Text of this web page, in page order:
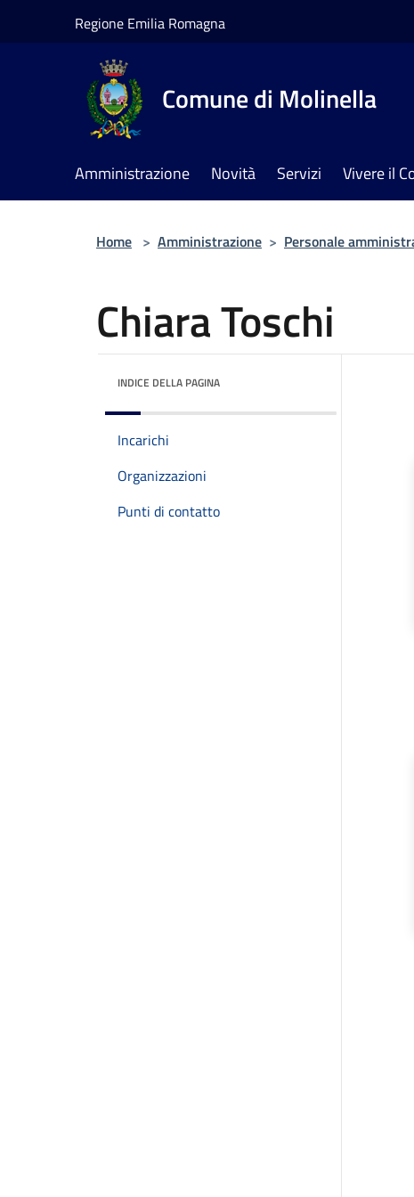
Regione Emilia Romagna
Comune di Molinella
Amministrazione Novità Servizi Vivere il
Home > Amministrazione > Personale
Chiara Toschi
INDICE DELLA PAGINA
Incarichi
Organizzazioni
Punti di contatto